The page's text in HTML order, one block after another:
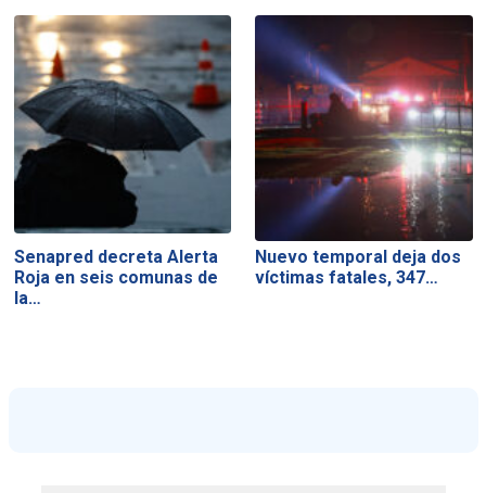
Senapred decreta Alerta
Roja en seis comunas de
la…
Nuevo temporal deja dos
víctimas fatales, 347…